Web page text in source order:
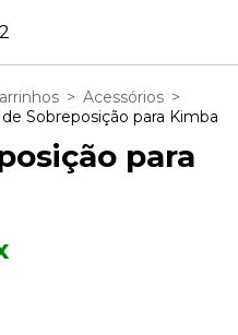
2
> Acessórios >
de Sobreposição para Kimba
para